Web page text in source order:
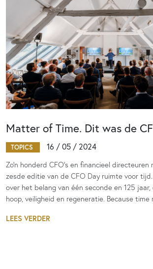
Matter of Time. Dit was de
TOPICS 16 / 05 / 2024
Zo’n honderd CFO’s en financieel
zesde editie van de CFO Day ruimte voor
over het belang van één seconde en 125 jaar,
hoop, veiligheid en regeneratie. Because time
LEES VERDER